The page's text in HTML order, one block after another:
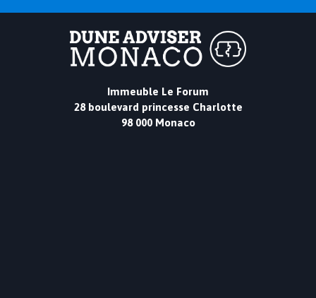
Immeuble Le Forum
28 boulevard princesse Charlotte
98 000 Monaco